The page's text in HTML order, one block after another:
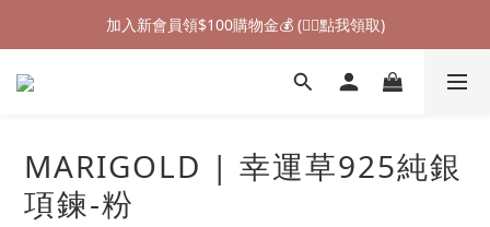
加入新會員領$100購物金💰 (👉🏻點我領取)
加入新會員領$100購物金💰 (👉🏻點我領取)
七夕情人節禮物❤85折起 (👉🏻點我探索)
MARIGOLD | 幸運草925純銀
項鍊-粉